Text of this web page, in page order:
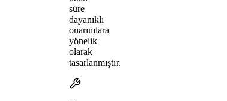
süre
dayanıklı
onarımlara
yönelik
olarak
tasarlanmıştır.